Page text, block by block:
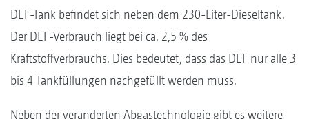
DEF-Tank befindet sich neben dem 230-Liter-Dieseltank.
Der DEF-Verbrauch liegt bei ca. 2,5 % des
Kraftstoffverbrauchs. Dies bedeutet, dass das DEF nur alle 3
bis 4 Tankfüllungen nachgefüllt werden muss.
Neben der veränderten Abgastechnologie gibt es weitere